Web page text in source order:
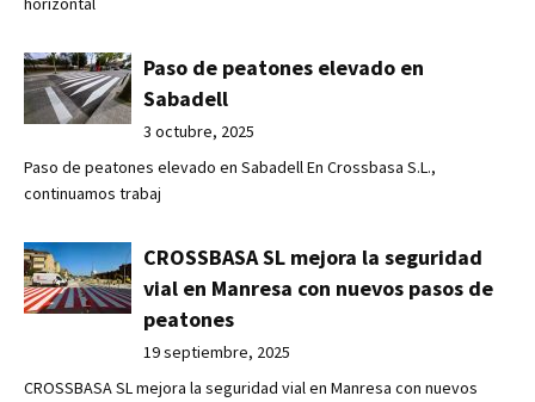
Paso de peatones elevado en
Sabadell
3 octubre, 2025
Paso de peatones elevado en Sabadell En Crossbasa S.L.,
continuamos trabaj
CROSSBASA SL mejora la seguridad
vial en Manresa con nuevos pasos de
peatones
19 septiembre, 2025
CROSSBASA SL mejora la seguridad vial en Manresa con nuevos